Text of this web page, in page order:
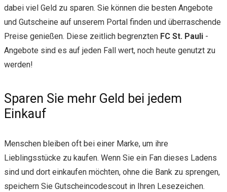
dabei viel Geld zu sparen. Sie können die besten Angebote
und Gutscheine auf unserem Portal finden und überraschende
Preise genießen. Diese zeitlich begrenzten FC St. Pauli -
Angebote sind es auf jeden Fall wert, noch heute genutzt zu
werden!
Sparen Sie mehr Geld bei jedem
Einkauf
Menschen bleiben oft bei einer Marke, um ihre
Lieblingsstücke zu kaufen. Wenn Sie ein Fan dieses Ladens
sind und dort einkaufen möchten, ohne die Bank zu sprengen,
speichern Sie Gutscheincodescout in Ihren Lesezeichen.